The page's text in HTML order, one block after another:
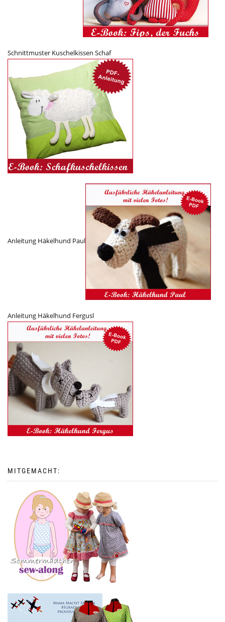
Schnittmuster Kuschelkissen Schaf
Anleitung Häkelhund Paul
Anleitung Häkelhund Fergusl
MITGEMACHT: